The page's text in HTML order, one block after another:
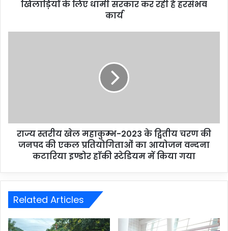
खिलाड़ियों के लिए धामी सरकार कर रही है हरसंभव
कार्य
राज्य स्तरीय खेल महाकुम्भ-2023 के द्वितीय चरण की
जनपद की एकल प्रतियोगिताओं का आयोजन वन्दना
कटारिया इण्डोर हाॅकी स्टेडियम में किया गया
Related Articles